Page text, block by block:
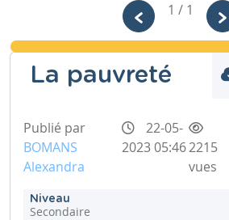
1 / 1
La pauvreté
Publié par
BOMANS
Alexandra
22-05-
2023 05:462215
vues
Niveau
Secondaire